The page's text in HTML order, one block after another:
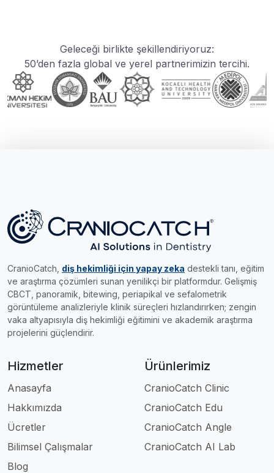
Geleceği birlikte şekillendiriyoruz:
50’den fazla global ve yerel partnerimizin tercihi.
CranioCatch, diş hekimliği için yapay zeka destekli tanı, eğitim
ve araştırma çözümleri sunan yenilikçi bir platformdur. Gelişmiş
CBCT, panoramik, bitewing, periapikal ve sefalometrik
görüntüleme analizleriyle klinik süreçleri hızlandırırken; zengin
vaka altyapısıyla diş hekimliği eğitimini ve akademik araştırma
projelerini güçlendirir.
Hizmetler
Anasayfa
Hakkımızda
Ücretler
Bilimsel Çalışmalar
Blog
Ürünlerimiz
CranioCatch Clinic
CranioCatch Edu
CranioCatch Angle
CranioCatch AI Lab